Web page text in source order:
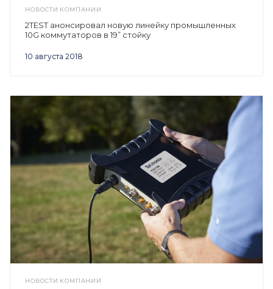
НОВОСТИ КОМПАНИИ
10 августа 2018
2TEST анонсировал новую линейку промышленных
10G коммутаторов в 19” стойку
НОВОСТИ КОМПАНИИ